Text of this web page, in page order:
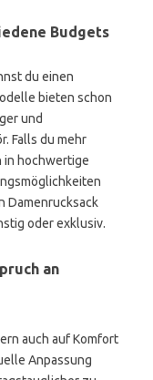
Budgets
du einen
bieten schon
und
Falls du mehr
in hochwertige
Damenrucksack
oder exklusiv.
an
auch auf Komfort
Anpassung